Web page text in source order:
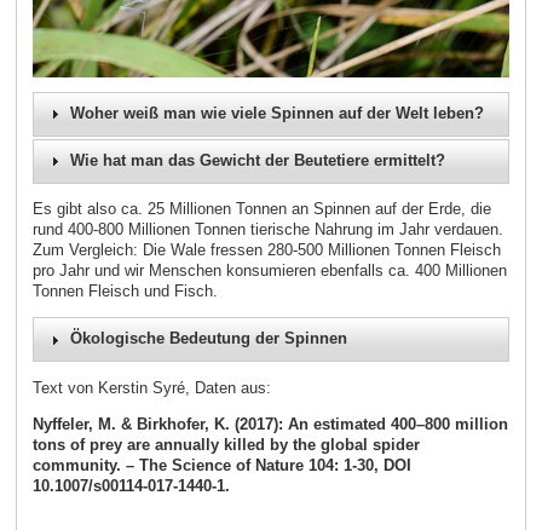
Woher weiß man wie viele Spinnen auf der Welt leben?
Wie hat man das Gewicht der Beutetiere ermittelt?
Es gibt also ca. 25 Millionen Tonnen an Spinnen auf der Erde, die
rund 400-800 Millionen Tonnen tierische Nahrung im Jahr verdauen.
Zum Vergleich: Die Wale fressen 280-500 Millionen Tonnen Fleisch
pro Jahr und wir Menschen konsumieren ebenfalls ca. 400 Millionen
Tonnen Fleisch und Fisch.
Ökologische Bedeutung der Spinnen
Text von Kerstin Syré, Daten aus:
Nyffeler, M. & Birkhofer, K. (2017): An estimated 400–800 million
tons of prey are annually killed by the global spider
community. – The Science of Nature 104: 1-30, DOI
10.1007/s00114-017-1440-1.